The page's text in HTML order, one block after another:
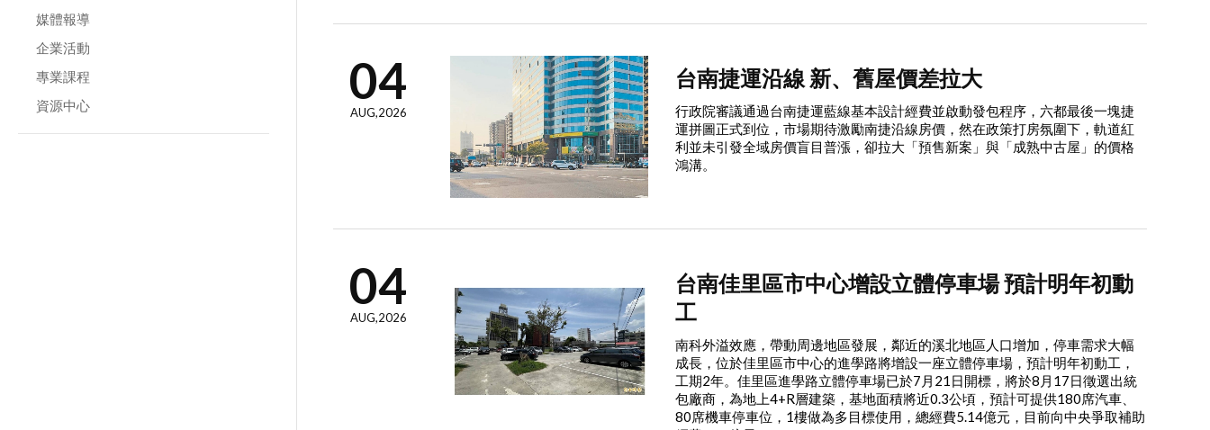
媒體報導
企業活動
專業課程
資源中心
04
AUG,2026
台南捷運沿線 新、舊屋價差拉大
行政院審議通過台南捷運藍線基本設計經費並啟動發包程序，六都最後一塊捷
運拼圖正式到位，市場期待激勵南捷沿線房價，然在政策打房氛圍下，軌道紅
利並未引發全域房價盲目普漲，卻拉大「預售新案」與「成熟中古屋」的價格
鴻溝。
04
AUG,2026
台南佳里區市中心增設立體停車場 預計明年初動
工
南科外溢效應，帶動周邊地區發展，鄰近的溪北地區人口增加，停車需求大幅
成長，位於佳里區市中心的進學路將增設一座立體停車場，預計明年初動工，
工期2年。佳里區進學路立體停車場已於7月21日開標，將於8月17日徵選出統
包廠商，為地上4+R層建築，基地面積將近0.3公頃，預計可提供180席汽車、
80席機車停車位，1樓做為多目標使用，總經費5.14億元，目前向中央爭取補助